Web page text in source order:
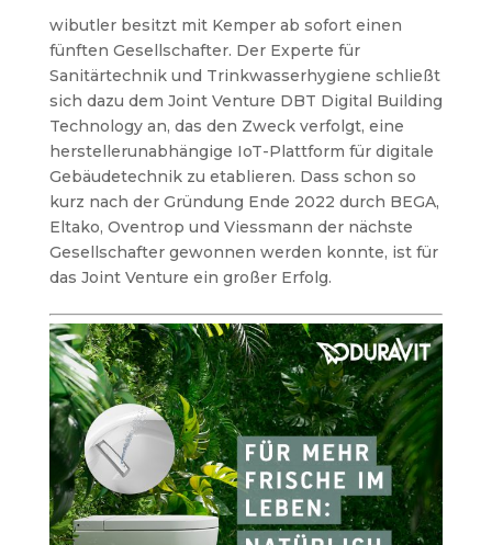
wibutler besitzt mit Kemper ab sofort einen
fünften Gesellschafter. Der Experte für
Sanitärtechnik und Trinkwasserhygiene schließt
sich dazu dem Joint Venture DBT Digital Building
Technology an, das den Zweck verfolgt, eine
herstellerunabhängige IoT-Plattform für digitale
Gebäudetechnik zu etablieren. Dass schon so
kurz nach der Gründung Ende 2022 durch BEGA,
Eltako, Oventrop und Viessmann der nächste
Gesellschafter gewonnen werden konnte, ist für
das Joint Venture ein großer Erfolg.